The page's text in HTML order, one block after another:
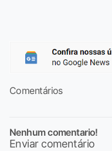
Comentários
Nenhum comentario!
Enviar comentário